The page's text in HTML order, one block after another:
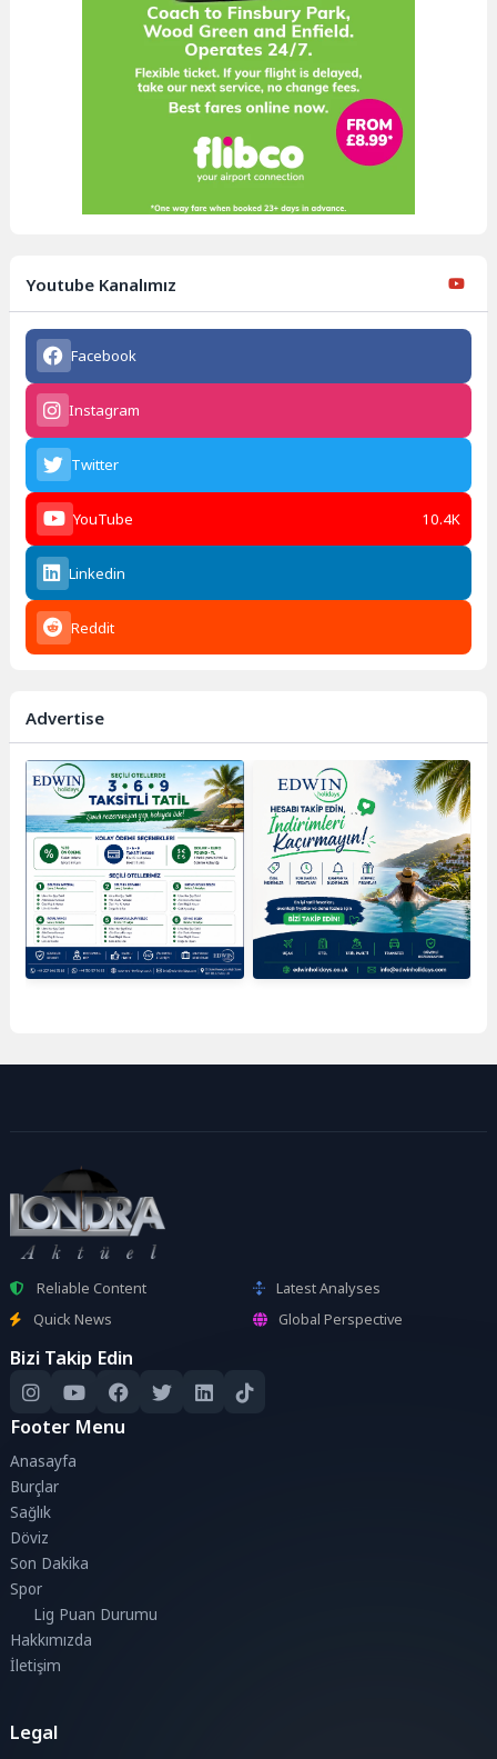
Youtube Kanalımız
Facebook
Instagram
Twitter
YouTube 10.4K
Linkedin
Reddit
Advertise
Reliable Content
Latest Analyses
Quick News
Global Perspective
Bizi Takip Edin
Footer Menu
Anasayfa
Burçlar
Sağlık
Döviz
Son Dakika
Spor
Lig Puan Durumu
Hakkımızda
İletişim
Legal